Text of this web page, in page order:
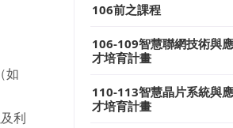
如
利
106前之課程
106-109智慧聯網技術與
才培育計畫
110-113智慧晶片系統與
才培育計畫